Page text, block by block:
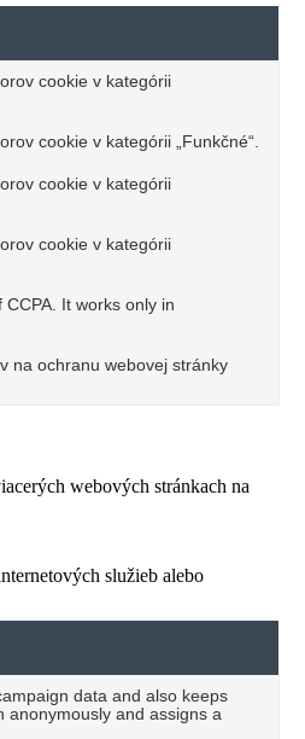
cookie v kategórii
cookie v kategórii „Funkčné“.
cookie v kategórii
cookie v kategórii
It works only in
na ochranu webovej stránky
webových stránkach na
služieb alebo
data and also keeps
anonymously and assigns a